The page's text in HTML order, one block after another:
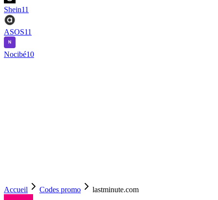
Shein11
ASOS11
Nocibé10
Accueil Codes promo lastminute.com